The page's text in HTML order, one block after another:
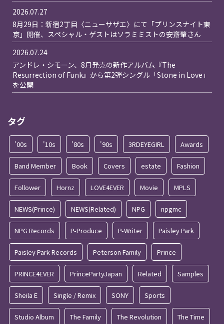
2026.07.27
8月29日：新宿2丁目〈ニューサザエ〉にて「プリンスナイト東
京」開催、スペシャル・ゲストはソラミミストの安齋肇さん
2026.07.24
アンドレ・シモーン、8月発売の新作アルバム『The
Resurrection of Funk』から第2弾シングル「Stone in Love」
を公開
タグ
'00s '10s '80s '90s 3RDEYEGIRL Awards
Band Member Book Covers estate Fashion
Follower Hornz LOVE4EVER Movie MPLS
NEWS(Prince) NEWS(Related) NPG npgmc
NPG Records P-Produce P-Writer Paisley Park
Paisley Park Records Peterson Family Prince
PRINCE4EVER PrincePartyJapan Related Samples
Sheila E Single / Remix SONY Sports
Studio Album The Family The Revolution The Time